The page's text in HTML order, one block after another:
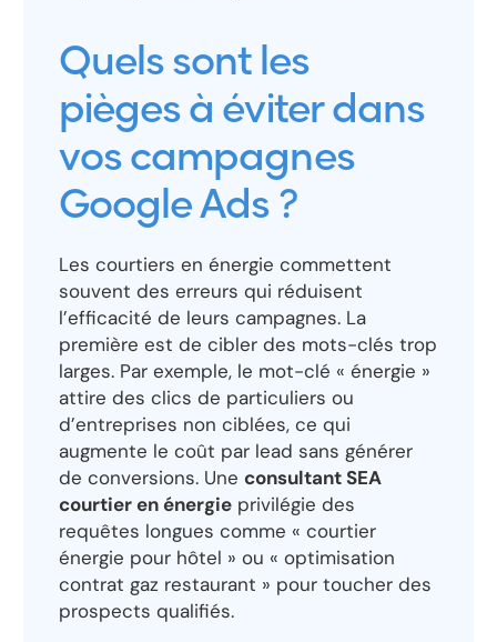
Quels sont les
pièges à éviter dans
vos campagnes
Google Ads ?
Les courtiers en énergie commettent
souvent des erreurs qui réduisent
l’efficacité de leurs campagnes. La
première est de cibler des mots-clés trop
larges. Par exemple, le mot-clé « énergie »
attire des clics de particuliers ou
d’entreprises non ciblées, ce qui
augmente le coût par lead sans générer
de conversions. Une consultant SEA
courtier en énergie privilégie des
requêtes longues comme « courtier
énergie pour hôtel » ou « optimisation
contrat gaz restaurant » pour toucher des
prospects qualifiés.